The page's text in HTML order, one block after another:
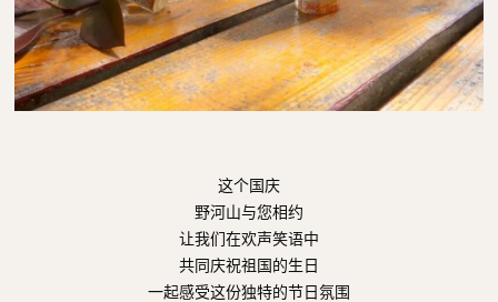
这个国庆
野河山与您相约
让我们在欢声笑语中
共同庆祝祖国的生日
一起感受这份独特的节日氛围